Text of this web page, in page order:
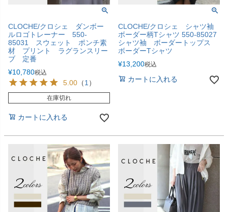
CLOCHE/クロシェ ダンボー
ルロゴトレーナー 550-
85031 スウェット ポンチ素
材 プリント ラグランスリー
ブ 定番
¥10,780税込
5.00 （1）
在庫切れ
カートに入れる
CLOCHE/クロシェ シャツ袖
ボーダー柄Tシャツ 550-85027
シャツ袖 ボーダートップス
ボーダーTシャツ
¥13,200税込
カートに入れる